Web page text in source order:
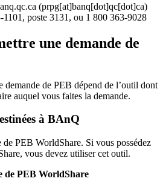
(prpg[at]banq[dot]qc[dot]ca)
1101, poste 3131, ou 1 800 363-9028
une demande de
demande de PEB dépend de l’outil dont
auquel vous faites la demande.
à BAnQ
PEB WorldShare. Si vous possédez
vous devez utiliser cet outil.
de PEB WorldShare